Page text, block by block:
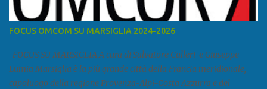
FOCUS OMCOM SU MARSIGLIA 2024-2026
FOCUS SU MARSIGLIA A cura di Salvatore Calleri e Giuseppe
Lumia Marsiglia è la più grande città della Francia meridionale,
capoluogo della regione Provenza-Alpi-Costa Azzurra e del